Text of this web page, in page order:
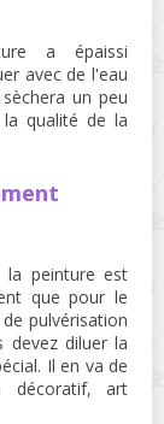
a épaissi
avec de l'eau
un peu
qualité de la
la peinture est
que pour le
pulvérisation
devez diluer la
Il en va de
décoratif, art